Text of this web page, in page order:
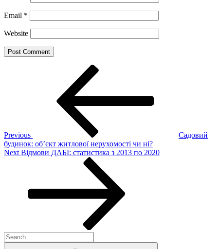
Email *
Website
Previous
Садовий
будинок: об’єкт житлової нерухомості чи ні?
Next
Next Відмови ДАБІ: статистика з 2013 по 2020
Search
for: